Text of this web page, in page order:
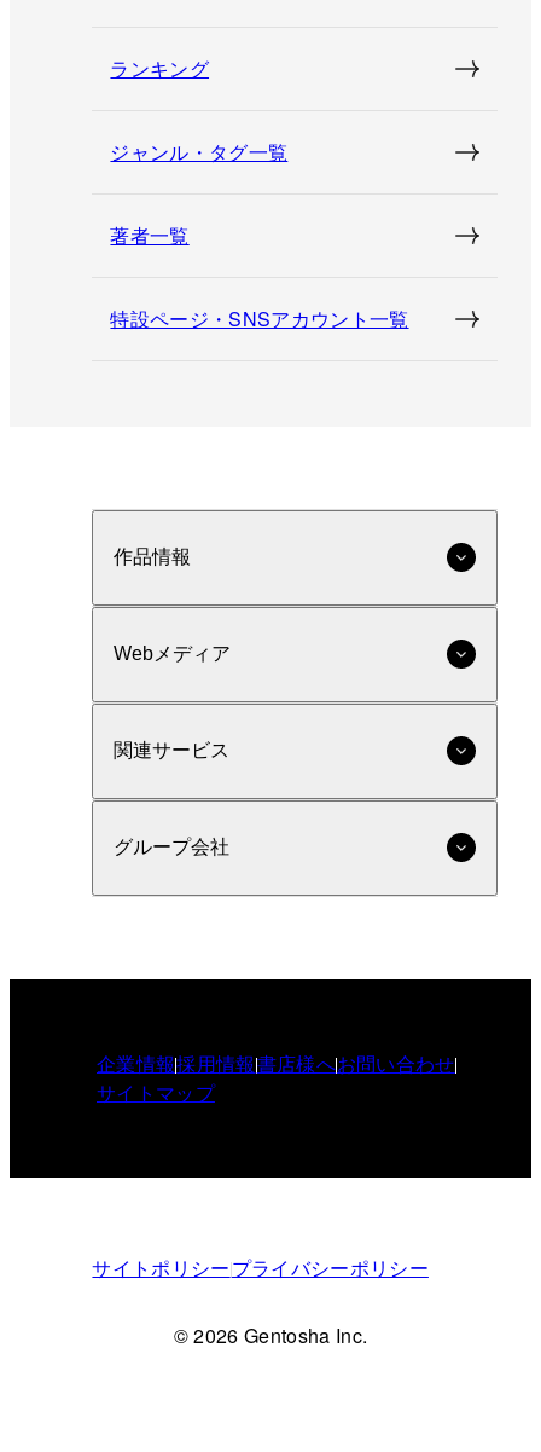
ランキング
ジャンル・タグ一覧
著者一覧
特設ページ・SNSアカウント一覧
作品情報
Webメディア
関連サービス
グループ会社
企業情報採用情報書店様へお問い合わせ
サイトマップ
サイトポリシープライバシーポリシー
© 2026 Gentosha Inc.